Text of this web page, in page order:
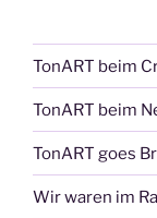
TonART beim
TonART beim
TonART goes
Wir waren im